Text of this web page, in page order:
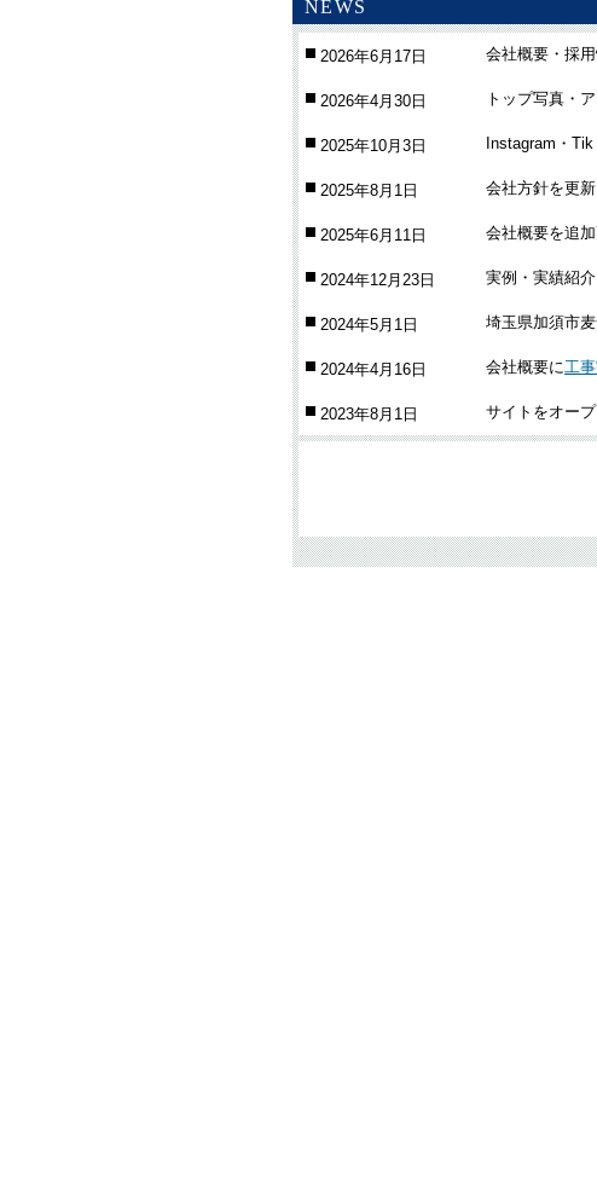
NEWS
2026年6月17日 会社概要・採
2026年4月30日 トップ写真・
2025年10月3日 Instagram・
2025年8月1日 会社方針を更
2025年6月11日 会社概要を追
2024年12月23日 実例・実績紹
2024年5月1日 埼玉県加須市
2024年4月16日 会社概要に工
2023年8月1日 サイトをオープ